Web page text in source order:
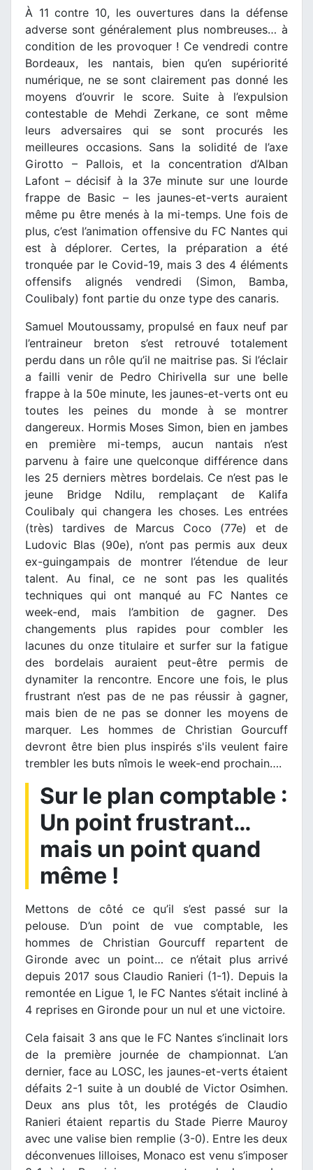
À 11 contre 10, les ouvertures dans la défense
adverse sont généralement plus nombreuses… à
condition de les provoquer ! Ce vendredi contre
Bordeaux, les nantais, bien qu’en supériorité
numérique, ne se sont clairement pas donné les
moyens d’ouvrir le score. Suite à l’expulsion
contestable de Mehdi Zerkane, ce sont même
leurs adversaires qui se sont procurés les
meilleures occasions. Sans la solidité de l’axe
Girotto – Pallois, et la concentration d’Alban
Lafont – décisif à la 37e minute sur une lourde
frappe de Basic – les jaunes-et-verts auraient
même pu être menés à la mi-temps. Une fois de
plus, c’est l’animation offensive du FC Nantes qui
est à déplorer. Certes, la préparation a été
tronquée par le Covid-19, mais 3 des 4 éléments
offensifs alignés vendredi (Simon, Bamba,
Coulibaly) font partie du onze type des canaris.
Samuel Moutoussamy, propulsé en faux neuf par
l’entraineur breton s’est retrouvé totalement
perdu dans un rôle qu’il ne maitrise pas. Si l’éclair
a failli venir de Pedro Chirivella sur une belle
frappe à la 50e minute, les jaunes-et-verts ont eu
toutes les peines du monde à se montrer
dangereux. Hormis Moses Simon, bien en jambes
en première mi-temps, aucun nantais n’est
parvenu à faire une quelconque différence dans
les 25 derniers mètres bordelais. Ce n’est pas le
jeune Bridge Ndilu, remplaçant de Kalifa
Coulibaly qui changera les choses. Les entrées
(très) tardives de Marcus Coco (77e) et de
Ludovic Blas (90e), n’ont pas permis aux deux
ex-guingampais de montrer l’étendue de leur
talent. Au final, ce ne sont pas les qualités
techniques qui ont manqué au FC Nantes ce
week-end, mais l’ambition de gagner. Des
changements plus rapides pour combler les
lacunes du onze titulaire et surfer sur la fatigue
des bordelais auraient peut-être permis de
dynamiter la rencontre. Encore une fois, le plus
frustrant n’est pas de ne pas réussir à gagner,
mais bien de ne pas se donner les moyens de
marquer. Les hommes de Christian Gourcuff
devront être bien plus inspirés s'ils veulent faire
trembler les buts nîmois le week-end prochain….
Sur le plan comptable :
Un point frustrant…
mais un point quand
même !
Mettons de côté ce qu’il s’est passé sur la
pelouse. D’un point de vue comptable, les
hommes de Christian Gourcuff repartent de
Gironde avec un point… ce n’était plus arrivé
depuis 2017 sous Claudio Ranieri (1-1). Depuis la
remontée en Ligue 1, le FC Nantes s’était incliné à
4 reprises en Gironde pour un nul et une victoire.
Cela faisait 3 ans que le FC Nantes s’inclinait lors
de la première journée de championnat. L’an
dernier, face au LOSC, les jaunes-et-verts étaient
défaits 2-1 suite à un doublé de Victor Osimhen.
Deux ans plus tôt, les protégés de Claudio
Ranieri étaient repartis du Stade Pierre Mauroy
avec une valise bien remplie (3-0). Entre les deux
déconvenues lilloises, Monaco est venu s’imposer